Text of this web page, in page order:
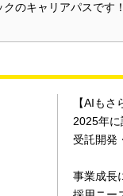
のキャリアパスです！
【AIも
2025年に
受託開発
事業成長